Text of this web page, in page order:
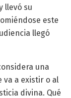
llevó su
este
llegó
una
va a existir o al
divina. Qué